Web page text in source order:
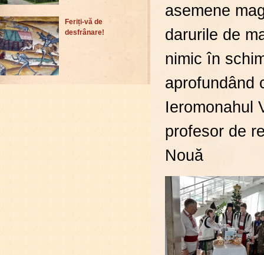
Feriți-vă de
desfrânare!
asemene
darurile de
nimic în
aprofundând
Ieromonahul
profesor de
Nouă